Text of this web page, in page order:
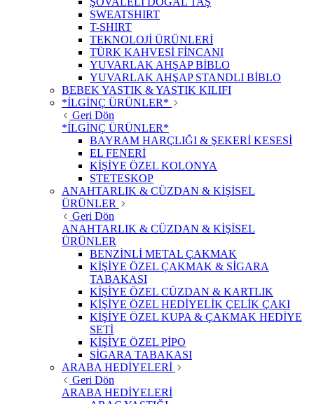
SWEATSHIRT
T-SHIRT
TEKNOLOJİ ÜRÜNLERİ
TÜRK KAHVESİ FİNCANI
YUVARLAK AHŞAP BİBLO
YUVARLAK AHŞAP STANDLI BİBLO
BEBEK YASTIK & YASTIK KILIFI
*İLGİNÇ ÜRÜNLER*
Geri Dön
*İLGİNÇ ÜRÜNLER*
BAYRAM HARÇLIĞI & ŞEKERİ KESESİ
EL FENERİ
KİŞİYE ÖZEL KOLONYA
STETESKOP
ANAHTARLIK & CÜZDAN & KİŞİSEL
ÜRÜNLER
Geri Dön
ANAHTARLIK & CÜZDAN & KİŞİSEL
ÜRÜNLER
BENZİNLİ METAL ÇAKMAK
KİŞİYE ÖZEL ÇAKMAK & SİGARA
TABAKASI
KİŞİYE ÖZEL CÜZDAN & KARTLIK
KİŞİYE ÖZEL HEDİYELİK ÇELİK ÇAKI
KİŞİYE ÖZEL KUPA & ÇAKMAK HEDİYE
SETİ
KİŞİYE ÖZEL PİPO
SİGARA TABAKASI
ARABA HEDİYELERİ
Geri Dön
ARABA HEDİYELERİ